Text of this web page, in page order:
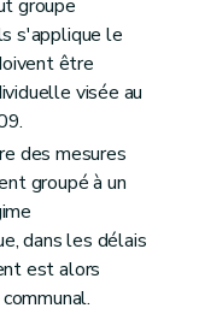
groupe
s'applique le
être
visée au
des mesures
groupé à un
dans les délais
est alors